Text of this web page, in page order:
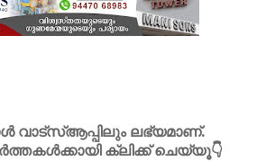
വാട്സ്ആപ്പിലും ലഭ്യമാണ്.
ക്ലിക്ക് ചെയ്യൂ👇